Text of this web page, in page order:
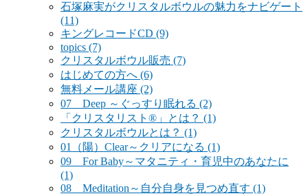
石塚麻実がクリスタルボウルの魅力をナビゲート
(11)
キングレコードCD (9)
topics (7)
クリスタルボウル販売 (7)
はじめての方へ (6)
無料メール講座 (2)
07 Deep ～ぐっすり眠れる (2)
「クリスタリスト®」とは？ (1)
クリスタルボウルとは？ (1)
01（陽）Clear～クリアになる (1)
09 For Baby～マタニティ・育児中のあなたに
(1)
08 Meditation～自分自身を見つめ直す (1)